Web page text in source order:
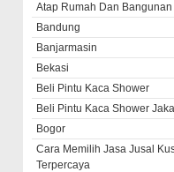
Atap Rumah Dan Bangunan
Bandung
Banjarmasin
Bekasi
Beli Pintu Kaca Shower
Beli Pintu Kaca Shower
Bogor
Cara Memilih Jasa Jusal
Terpercaya